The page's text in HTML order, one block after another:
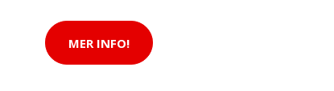
MER INFO!